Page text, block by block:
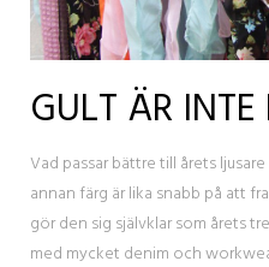
GULT ÄR INTE
Vad passar bättre till årets
annan färg är lika snabb på att
gör den sig självklar som årets
med mycket denim och